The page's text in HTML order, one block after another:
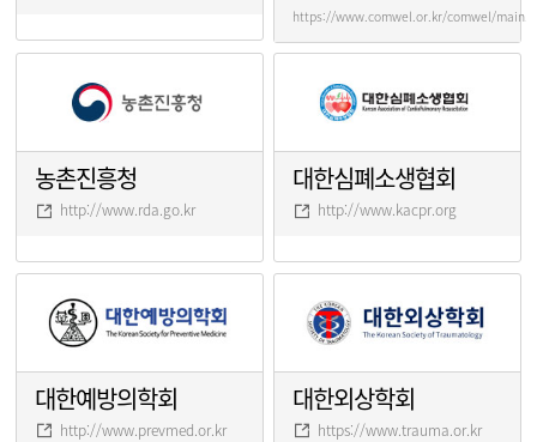
https://www.comwel.or.kr/comwel/
농촌진흥청
http://www.rda.go.kr
대한심폐소생협회
http://www.kacpr.org
대한예방의학회
http://www.prevmed.or.kr
대한외상학회
https://www.trauma.or.kr